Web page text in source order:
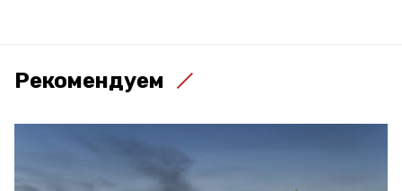
Рекомендуем